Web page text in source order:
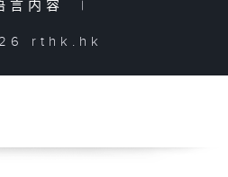
言内容
|
rthk.hk